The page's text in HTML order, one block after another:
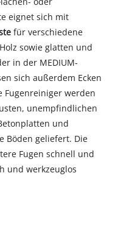
eignet sich mit
für verschiedene
sowie glatten und
in der MEDIUM-
sich außerdem Ecken
Fugenreiniger werden
unempfindlichen
und
Böden geliefert. Die
Fugen schnell und
und werkzeuglos